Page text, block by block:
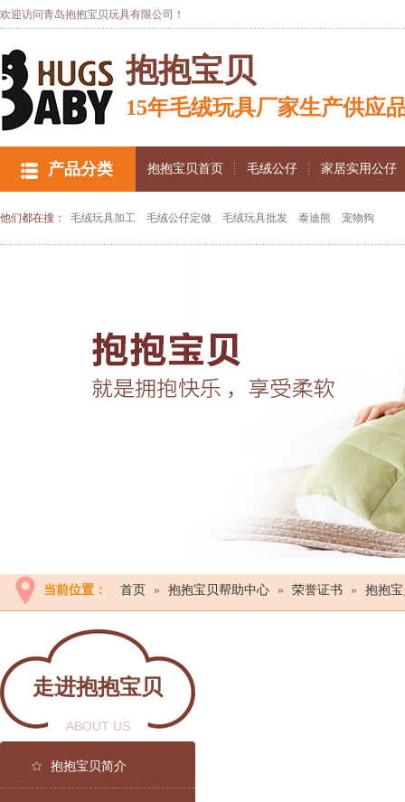
欢迎访问青岛抱抱宝贝玩具有限公司！
抱抱宝贝
15年毛绒玩具厂家生产供应
产品分类 抱抱宝贝首页 毛绒公仔 家居实用公仔
他们都在搜： 毛绒玩具加工 毛绒公仔定做 毛绒玩具批发 泰迪熊 宠物狗
当前位置： 首页 » 抱抱宝贝帮助中心 » 荣誉证书 » 抱抱
走进抱抱宝贝
ABOUT US
抱抱宝贝简介